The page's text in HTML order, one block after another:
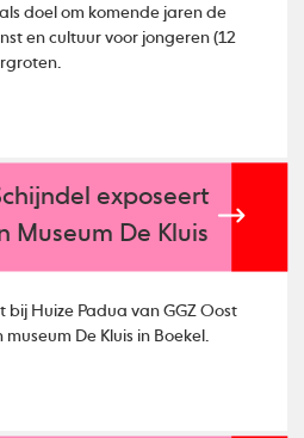
doel om komende jaren de
en cultuur voor jongeren (12
exposeert
Museum De Kluis
bij Huize Padua van GGZ Oost
De Kluis in Boekel.